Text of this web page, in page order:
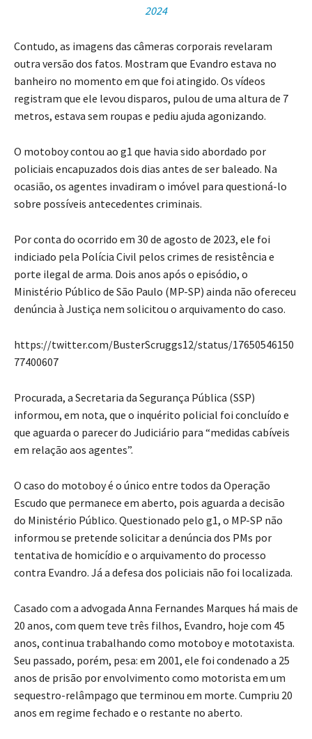
2024
Contudo, as imagens das câmeras corporais revelaram
outra versão dos fatos. Mostram que Evandro estava no
banheiro no momento em que foi atingido. Os vídeos
registram que ele levou disparos, pulou de uma altura de 7
metros, estava sem roupas e pediu ajuda agonizando.
O motoboy contou ao g1 que havia sido abordado por
policiais encapuzados dois dias antes de ser baleado. Na
ocasião, os agentes invadiram o imóvel para questioná-lo
sobre possíveis antecedentes criminais.
Por conta do ocorrido em 30 de agosto de 2023, ele foi
indiciado pela Polícia Civil pelos crimes de resistência e
porte ilegal de arma. Dois anos após o episódio, o
Ministério Público de São Paulo (MP-SP) ainda não ofereceu
denúncia à Justiça nem solicitou o arquivamento do caso.
https://twitter.com/BusterScruggs12/status/17650546150
77400607
Procurada, a Secretaria da Segurança Pública (SSP)
informou, em nota, que o inquérito policial foi concluído e
que aguarda o parecer do Judiciário para “medidas cabíveis
em relação aos agentes”.
O caso do motoboy é o único entre todos da Operação
Escudo que permanece em aberto, pois aguarda a decisão
do Ministério Público. Questionado pelo g1, o MP-SP não
informou se pretende solicitar a denúncia dos PMs por
tentativa de homicídio e o arquivamento do processo
contra Evandro. Já a defesa dos policiais não foi localizada.
Casado com a advogada Anna Fernandes Marques há mais de
20 anos, com quem teve três filhos, Evandro, hoje com 45
anos, continua trabalhando como motoboy e mototaxista.
Seu passado, porém, pesa: em 2001, ele foi condenado a 25
anos de prisão por envolvimento como motorista em um
sequestro-relâmpago que terminou em morte. Cumpriu 20
anos em regime fechado e o restante no aberto.